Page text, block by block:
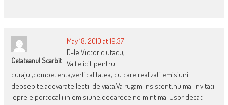
Cetateanul Scarbit
May 18, 2010 at 19:37
D-le Victor ciutacu,
Va felicit pentru
curajul,competenta,verticalitatea, cu care realizati emisiuni
deosebite,adevarate lectii de viata.Va rugam insistent,nu mai invitati
leprele portocalii in emisiune,deoarece ne mint mai usor decat